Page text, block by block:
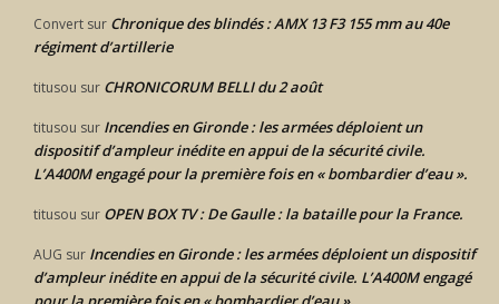
Convert sur Chronique des blindés : AMX 13 F3 155 mm au 40e
régiment d’artillerie
titusou sur CHRONICORUM BELLI du 2 août
titusou sur Incendies en Gironde : les armées déploient un
dispositif d’ampleur inédite en appui de la sécurité civile.
L’A400M engagé pour la première fois en « bombardier d’eau ».
titusou sur OPEN BOX TV : De Gaulle : la bataille pour la France.
AUG sur Incendies en Gironde : les armées déploient un dispositif
d’ampleur inédite en appui de la sécurité civile. L’A400M engagé